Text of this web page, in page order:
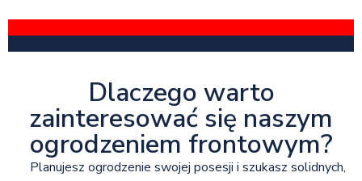
Dlaczego warto
zainteresować się naszym
ogrodzeniem frontowym?
Planujesz ogrodzenie swojej posesji i szukasz solidnych,